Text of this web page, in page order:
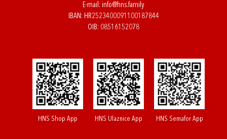
E-mail: info@hns.family
IBAN: HR2523400091100187844
OIB: 08516152078
HNS Shop App HNS Ulaznice App HNS Semafor App